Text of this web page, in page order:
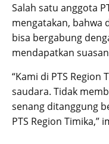
Salah satu anggota
mengatakan, bahwa
bisa bergabung
mendapatkan
“Kami di PTS
saudara. Tidak
senang ditanggung
PTS Region Timika,”